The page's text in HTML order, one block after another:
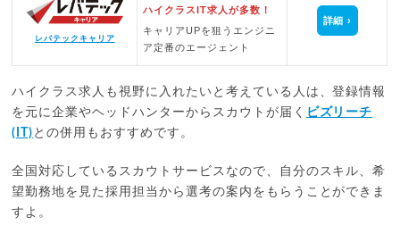
レバテックキャリア
ハイクラスIT求人が多数！
キャリアUPを狙うエンジニ
ア定番のエージェント
詳細
ハイクラス求人も視野に入れたいと考えている人は、登録情報
を元に企業やヘッドハンターからスカウトが届く ビズリーチ
(IT) との併用もおすすめです。
全国対応しているスカウトサービスなので、自分のスキル、希
望勤務地を見た採用担当から選考の案内をもらうことができま
すよ。